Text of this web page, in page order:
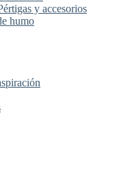
y accesorios
humo